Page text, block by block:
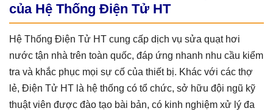
của Hệ Thống Điện Tử HT
Hệ Thống Điện Tử HT cung cấp dịch vụ sửa quạt hơi
nước tận nhà trên toàn quốc, đáp ứng nhanh nhu cầu kiểm
tra và khắc phục mọi sự cố của thiết bị. Khác với các thợ
lẻ, Điện Tử HT là hệ thống có tổ chức, sở hữu đội ngũ kỹ
thuật viên được đào tạo bài bản, có kinh nghiệm xử lý đa